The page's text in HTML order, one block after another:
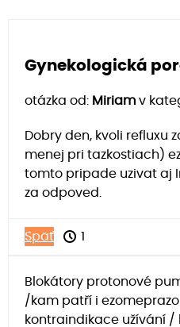
Gynekologická
otázka od: Miriam v
Dobry den, kvoli refluxu
menej pri tazkostiach)
tomto pripade uzivat aj
za odpoved.
Späť 1
Blokátory protonové
/kam patří i
kontraindikace užívání /